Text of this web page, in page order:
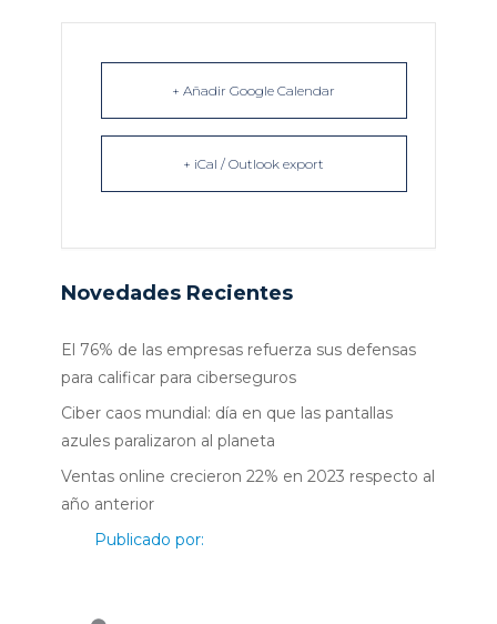
+ Añadir Google Calendar
+ iCal / Outlook export
Novedades Recientes
El 76% de las empresas refuerza sus defensas
para calificar para ciberseguros
Ciber caos mundial: día en que las pantallas
azules paralizaron al planeta
Ventas online crecieron 22% en 2023 respecto al
año anterior
Publicado por: